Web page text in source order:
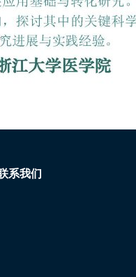
系我们